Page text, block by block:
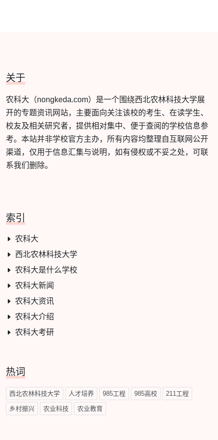
关于
农科大（nongkeda.com）是一个围绕西北农林科技大学展
开的专题资讯网站，主要面向关注该校的考生、在读学生、
校友及相关研究者，提供相对集中、便于查阅的学校信息参
考。本站并非学校官方主办，所有内容均整理自互联网公开
渠道，仅用于信息汇集与说明，如有侵权或不妥之处，可联
系我们删除。
索引
农科大
西北农林科技大学
农科大是什么学校
农科大新闻
农科大资讯
农科大介绍
农科大考研
热词
西北农林科技大学 人才培养 985工程 985高校 211工程
乡村振兴 农业科技 农业教育